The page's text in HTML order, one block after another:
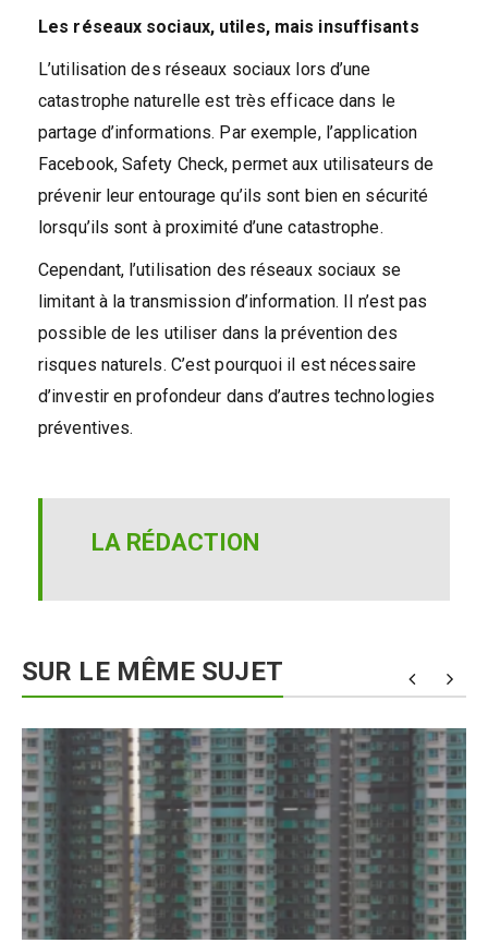
Les réseaux sociaux, utiles, mais insuffisants
L’utilisation des réseaux sociaux lors d’une
catastrophe naturelle est très efficace dans le
partage d’informations. Par exemple, l’application
Facebook, Safety Check, permet aux utilisateurs de
prévenir leur entourage qu’ils sont bien en sécurité
lorsqu’ils sont à proximité d’une catastrophe.
Cependant, l’utilisation des réseaux sociaux se
limitant à la transmission d’information. Il n’est pas
possible de les utiliser dans la prévention des
risques naturels. C’est pourquoi il est nécessaire
d’investir en profondeur dans d’autres technologies
préventives.
LA RÉDACTION
SUR LE MÊME SUJET